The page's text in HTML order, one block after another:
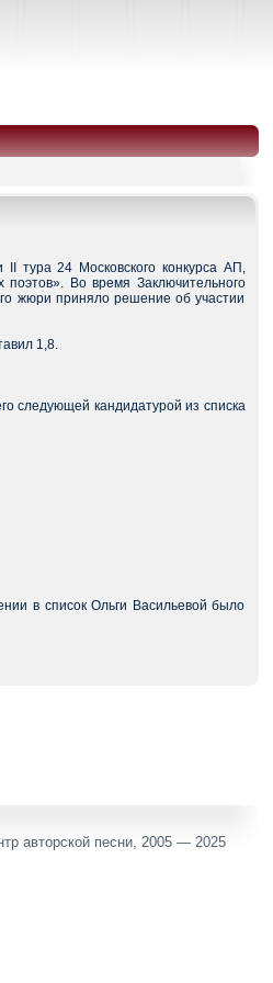
тура 24 Московского конкурса АП,
Во время Заключительного
жюри приняло решение об участии
1,8.
следующей кандидатурой из списка
в список Ольги Васильевой было
авторской песни, 2005 — 2025